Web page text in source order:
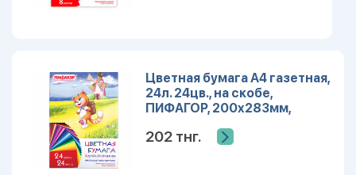
Цветная бумага А4 газетная,
24л. 24цв., на скобе,
ПИФАГОР, 200х283мм,
128002
202 тнг.